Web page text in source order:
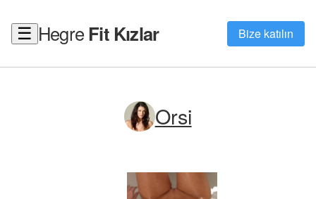
☰ Hegre Fit Kızlar Bize katılın
Orsi